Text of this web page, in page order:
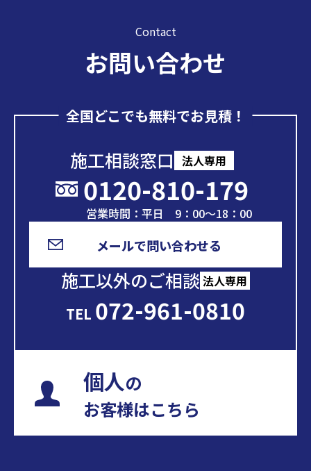
Contact
お問い合わせ
全国どこでも無料でお見積！
施工相談窓口 法人専用
0120-810-179
営業時間：平日 9：00～18：00
メールで問い合わせる
施工以外のご相談 法人専用
TEL 072-961-0810
個人の
お客様はこちら